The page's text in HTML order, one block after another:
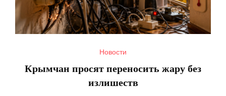
Новости
Крымчан просят переносить жару без
излишеств